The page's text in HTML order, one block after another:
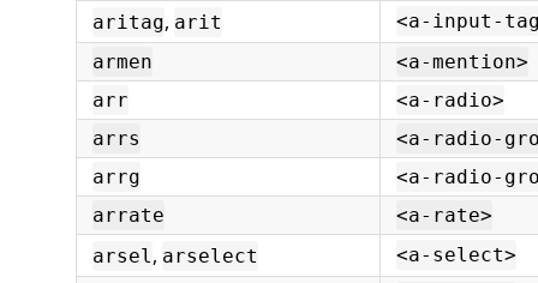
aritag, arit
<a-input-
armen
<a-mention>
arr
<a-radio>
arrs
<a-radio-
arrg
<a-radio-
arrate
<a-rate>
arsel, arselect <a-select>